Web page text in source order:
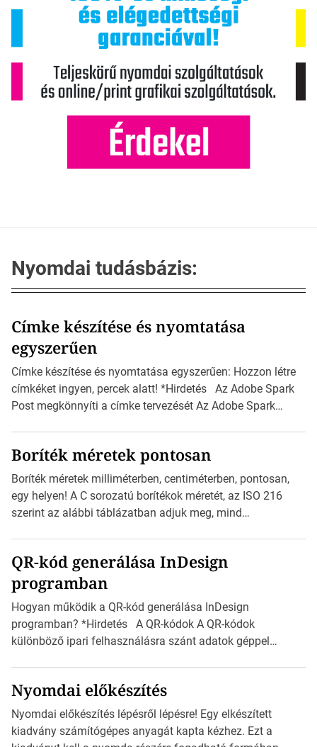
Nyomdai tudásbázis:
Címke készítése és nyomtatása
egyszerűen
Címke készítése és nyomtatása egyszerűen: Hozzon létre
címkéket ingyen, percek alatt! *Hirdetés Az Adobe Spark
Post megkönnyíti a címke tervezését Az Adobe Spark
igazán foroghatnak a kreatív fogaskerekek, miközben
zajlik a saját címke készítése. Hogyan készítsünk címkét?
Válasszon méretet és alakot: Válassza ki a kívánt címke
méretét. Akár néhány […]
Boríték méretek pontosan
Boríték méretek milliméterben, centiméterben, pontosan,
egy helyen! A C sorozatú borítékok méretét, az ISO 216
szerint az alábbi táblázatban adjuk meg, mind
mutatja az A4-es papírlaphoz viszonyítva. Az amerikai és
észak-amerikai boríték méretére az ISO 216 nem
vonatkozik. Boríték méretének táblázata C0-tól […]
QR-kód generálása InDesign
programban
Hogyan működik a QR-kód generálása InDesign
programban? *Hirdetés A QR-kódok A QR-kódok
különböző ipari felhasználásra szánt adatok géppel
okostelefonjára telepíthet egy QR-kód-leolvasó
alkalmazást, ami leolvasni és dekódolni képes az URL-
információt és átirányítja a telefon böngészőjét a cég
weblapjára. A QR-kód beolvasása után a felhasználó
Nyomdai előkészítés
Nyomdai előkészítés lépésről lépésre! Egy elkészített
kiadvány számítógépes anyagát kapta kézhez. Ezt a